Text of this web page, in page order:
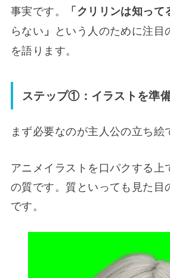
事実です。 「クリリンは知って
らない 」 という人のために注
を語ります。
ステップ①：イラストを準
まず必要なのが主人公の立ち絵
アニメイラストを口パクする上
の質です。質といっても見た目
です。